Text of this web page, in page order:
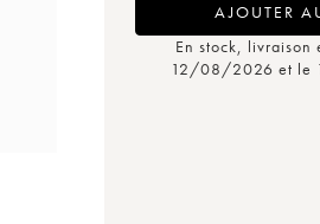
AJOUTER
En stock, livraison
12/08/2026 et le